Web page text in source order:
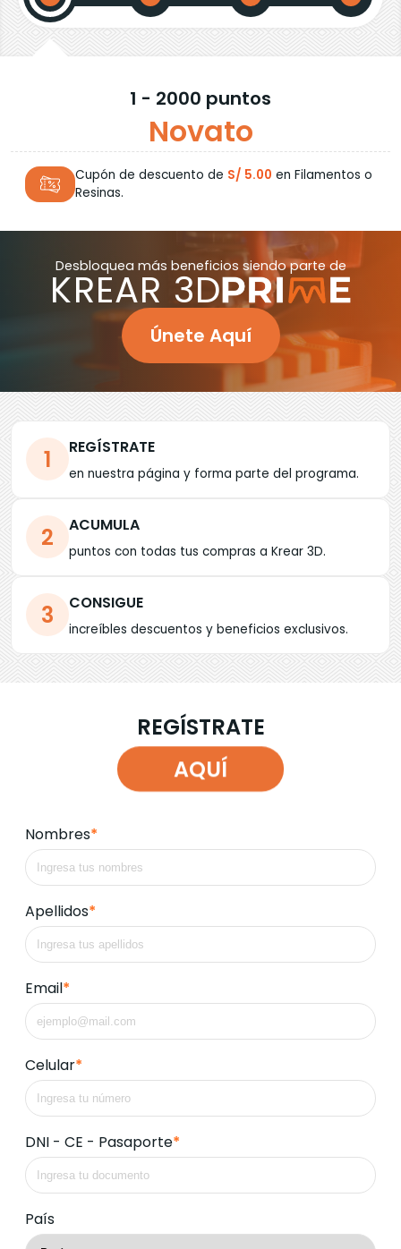
1 - 2000 puntos
Novato
Cupón de descuento de S/ 5.00 en Filamentos o
Resinas.
Desbloquea más beneficios siendo parte de
KREAR 3D
Únete Aquí
1 REGÍSTRATE
en nuestra página y forma parte del programa.
2 ACUMULA
puntos con todas tus compras a Krear 3D.
3 CONSIGUE
increíbles descuentos y beneficios exclusivos.
REGÍSTRATE
AQUÍ
Nombres*
Apellidos*
Email*
Celular*
DNI - CE - Pasaporte*
País